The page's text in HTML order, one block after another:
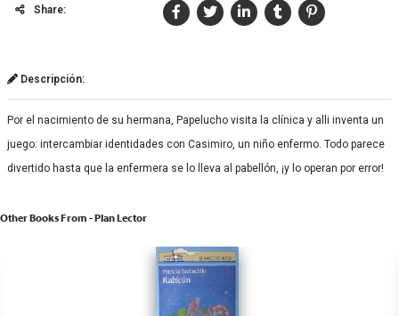
Share:
Descripción:
Por el nacimiento de su hermana, Papelucho visita la clínica y alli inventa un
juego: intercambiar identidades con Casimiro, un niño enfermo. Todo parece
divertido hasta que la enfermera se lo lleva al pabellón, ¡y lo operan por error!
Other Books From - Plan Lector